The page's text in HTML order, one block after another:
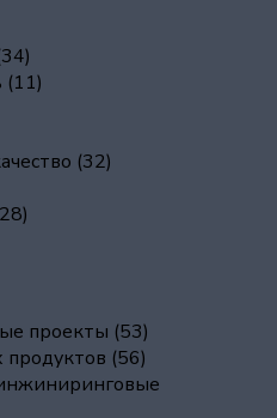
(11)
(32)
проекты (53)
(56)